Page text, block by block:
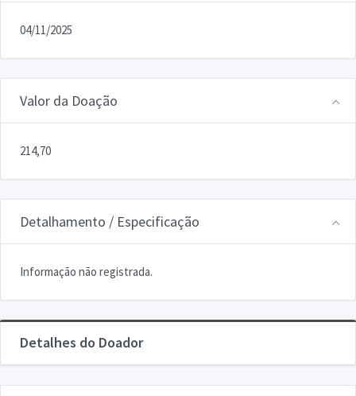
04/11/2025
Valor da Doação
214,70
Detalhamento / Especificação
Informação não registrada.
Detalhes do Doador